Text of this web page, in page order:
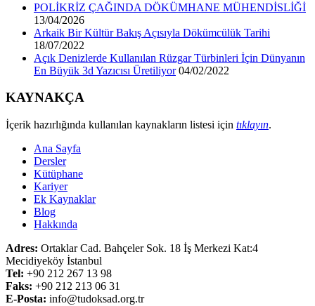
POLİKRİZ ÇAĞINDA DÖKÜMHANE MÜHENDİSLİĞİ
13/04/2026
Arkaik Bir Kültür Bakış Açısıyla Dökümcülük Tarihi
18/07/2022
Açık Denizlerde Kullanılan Rüzgar Türbinleri İçin Dünyanın
En Büyük 3d Yazıcısı Üretiliyor 04/02/2022
KAYNAKÇA
İçerik hazırlığında kullanılan kaynakların listesi için tıklayın.
Ana Sayfa
Dersler
Kütüphane
Kariyer
Ek Kaynaklar
Blog
Hakkında
Adres: Ortaklar Cad. Bahçeler Sok. 18 İş Merkezi Kat:4
Mecidiyeköy İstanbul
Tel: +90 212 267 13 98
Faks: +90 212 213 06 31
E-Posta: info@tudoksad.org.tr